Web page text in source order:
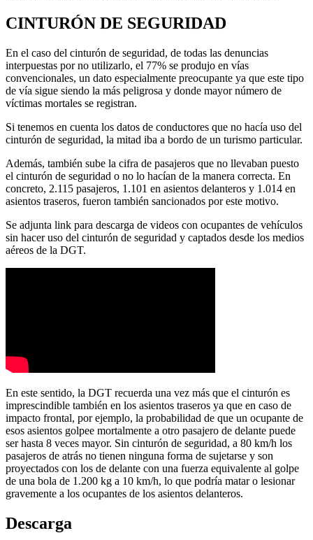
CINTURÓN DE SEGURIDAD
En el caso del cinturón de seguridad, de todas las denuncias
interpuestas por no utilizarlo, el 77% se produjo en vías
convencionales, un dato especialmente preocupante ya que este tipo
de vía sigue siendo la más peligrosa y donde mayor número de
víctimas mortales se registran.
Si tenemos en cuenta los datos de conductores que no hacía uso del
cinturón de seguridad, la mitad iba a bordo de un turismo particular.
Además, también sube la cifra de pasajeros que no llevaban puesto
el cinturón de seguridad o no lo hacían de la manera correcta. En
concreto, 2.115 pasajeros, 1.101 en asientos delanteros y 1.014 en
asientos traseros, fueron también sancionados por este motivo.
Se adjunta link para descarga de videos con ocupantes de vehículos
sin hacer uso del cinturón de seguridad y captados desde los medios
aéreos de la DGT.
En este sentido, la DGT recuerda una vez más que el cinturón es
imprescindible también en los asientos traseros ya que en caso de
impacto frontal, por ejemplo, la probabilidad de que un ocupante de
esos asientos golpee mortalmente a otro pasajero de delante puede
ser hasta 8 veces mayor. Sin cinturón de seguridad, a 80 km/h los
pasajeros de atrás no tienen ninguna forma de sujetarse y son
proyectados con los de delante con una fuerza equivalente al golpe
de una bola de 1.200 kg a 10 km/h, lo que podría matar o lesionar
gravemente a los ocupantes de los asientos delanteros.
Descarga